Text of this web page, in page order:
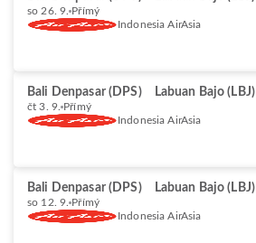
so 26. 9. Přímý
Indonesia AirAsia
Bali Denpasar (DPS) Labuan Bajo (LBJ)
čt 3. 9. Přímý
Indonesia AirAsia
Bali Denpasar (DPS) Labuan Bajo (LBJ)
so 12. 9. Přímý
Indonesia AirAsia